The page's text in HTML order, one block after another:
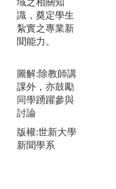
採作品、專訪
與人物報導、
電子書與影音
製作等，皆在
平台露出，與
業界媒體產製
過程相似，供
學生學習。
圖解:MOL平台
數位編採操作
識，奠定學生
紮實之專業新
聞能力。
圖解:除教師講
課外，亦鼓勵
同學踴躍參與
討論
版權:世新大學
新聞學系